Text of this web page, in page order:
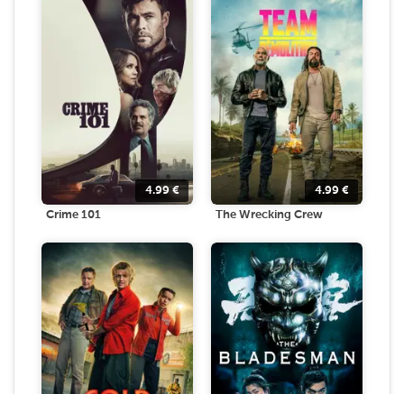
4.99€
Crime 101
4.99 €
The Wrecking Crew